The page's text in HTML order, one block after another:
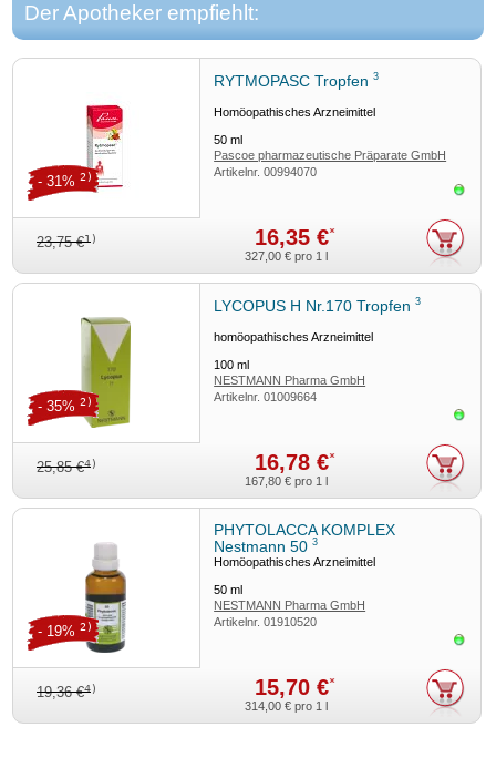
Der Apotheker empfiehlt:
RYTMOPASC Tropfen3
Homöopathisches Arzneimittel
50ml
Pascoe pharmazeutische Präparate GmbH
Artikelnr.00994070
23,75 €1) 16,35 €*
- 31% 2)
327,00 € pro 1 l
LYCOPUS H Nr.170 Tropfen3
homöopathisches Arzneimittel
100ml
NESTMANN Pharma GmbH
Artikelnr.01009664
25,85 €4) 16,78 €*
- 35% 2)
167,80 € pro 1 l
PHYTOLACCA KOMPLEX
Nestmann 503
Homöopathisches Arzneimittel
50ml
NESTMANN Pharma GmbH
Artikelnr.01910520
19,36 €4) 15,70 €*
- 19% 2)
314,00 € pro 1 l